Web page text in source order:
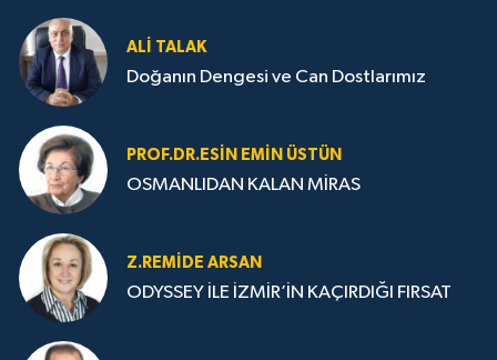
ALI TALAK
Doğanın Dengesi ve Can Dostlarımız
PROF.DR.ESIN EMIN ÜSTÜN
OSMANLIDAN KALAN MİRAS
Z.REMIDE ARSAN
ODYSSEY İLE İZMİR’İN KAÇIRDIĞI FIRSAT